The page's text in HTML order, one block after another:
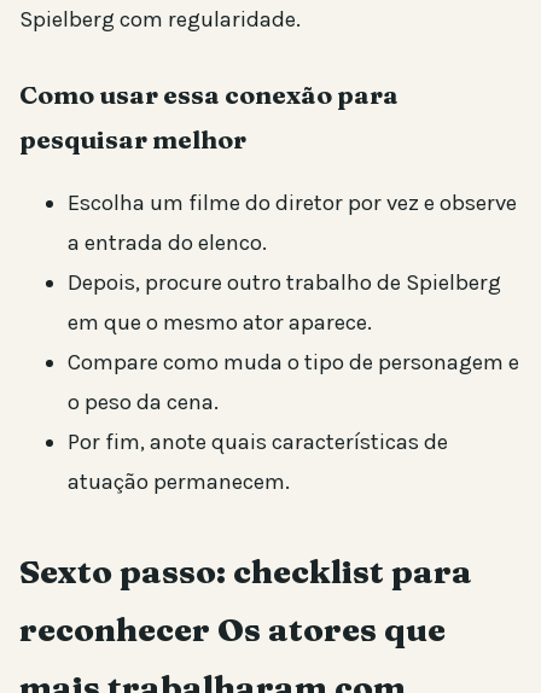
Spielberg com regularidade.
Como usar essa conexão para
pesquisar melhor
Escolha um filme do diretor por vez e observe
a entrada do elenco.
Depois, procure outro trabalho de Spielberg
em que o mesmo ator aparece.
Compare como muda o tipo de personagem e
o peso da cena.
Por fim, anote quais características de
atuação permanecem.
Sexto passo: checklist para
reconhecer Os atores que